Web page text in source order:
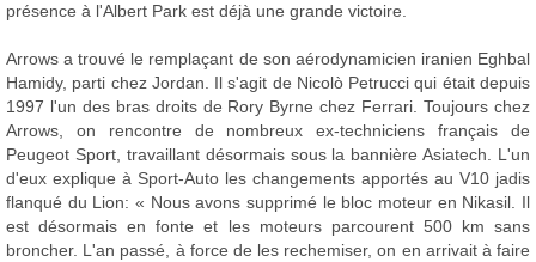
présence à l'Albert Park est déjà une grande victoire.
Arrows a trouvé le remplaçant de son aérodynamicien iranien Eghbal
Hamidy, parti chez Jordan. Il s'agit de Nicolò Petrucci qui était depuis
1997 l'un des bras droits de Rory Byrne chez Ferrari. Toujours chez
Arrows, on rencontre de nombreux ex-techniciens français de
Peugeot Sport, travaillant désormais sous la bannière Asiatech. L'un
d'eux explique à Sport-Auto les changements apportés au V10 jadis
flanqué du Lion: « Nous avons supprimé le bloc moteur en Nikasil. Il
est désormais en fonte et les moteurs parcourent 500 km sans
broncher. L'an passé, à force de les rechemiser, on en arrivait à faire